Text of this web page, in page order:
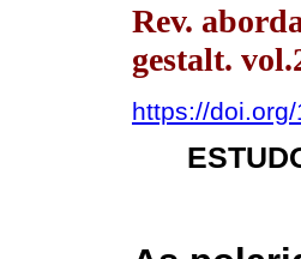
Rev.
gestalt.
https://